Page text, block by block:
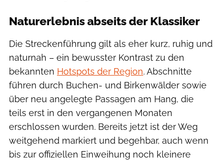
Naturerlebnis abseits der Klassiker
Die Streckenführung gilt als eher kurz, ruhig und
naturnah – ein bewusster Kontrast zu den
bekannten Hotspots der Region. Abschnitte
führen durch Buchen- und Birkenwälder sowie
über neu angelegte Passagen am Hang, die
teils erst in den vergangenen Monaten
erschlossen wurden. Bereits jetzt ist der Weg
weitgehend markiert und begehbar, auch wenn
bis zur offiziellen Einweihung noch kleinere